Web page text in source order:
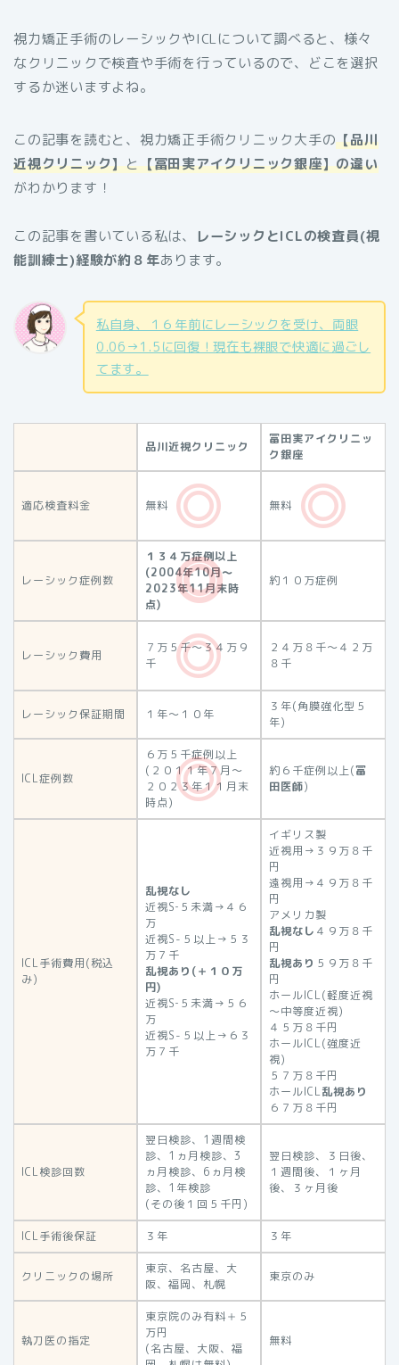
視力矯正手術のレーシックやICLについて調べると、様々
なクリニックで検査や手術を行っているので、どこを選択
するか迷いますよね。
この記事を読むと、視力矯正手術クリニック大手の【品川
近視クリニック】と【冨田実アイクリニック銀座】の違い
がわかります！
この記事を書いている私は、
レーシックとICLの検査員(視
能訓練士)経験が約８年あります。
私自身、１６年前にレーシックを受け、両眼
0.06→1.5に回復！現在も裸眼で快適に過ごし
てます。
品川近視クリニック
冨田実アイクリニッ
ク銀座
適応検査料金 無料 無料
レーシック症例数
１３４万症例以上
(2004年10月～
2023年11月末時
点)
約１０万症例
レーシック費用
７万５千～３４万９
千
２４万８千～４２万
８千
レーシック保証期間 １年～１０年
３年(角膜強化型５
年)
ICL症例数
６万５千症例以上
(２０１１年７月～
２０２３年１１月末
時点)
約６千症例以上(冨
田医師)
ICL手術費用(税込
み)
乱視なし
近視S‐５未満→４６
万
近視S-５以上→５３
万７千
乱視あり(＋１０万
円)
近視S‐５未満→５６
万
近視S-５以上→６３
万７千
イギリス製
近視用→３９万８千
円
遠視用→４９万８千
円
アメリカ製
乱視なし ４９万８千
円
乱視あり ５９万８千
円
ホールICL(軽度近視
～中等度近視)
４５万８千円
ホールICL(強度近
視)
５７万８千円
ホールICL乱視あり
６７万８千円
ICL検診回数
翌日検診、1週間検
診、1ヵ月検診、3
ヵ月検診、6ヵ月検
診、1年検診
(その後１回５千円)
翌日検診、３日後、
１週間後、１ヶ月
後、３ヶ月後
ICL手術後保証 ３年 ３年
クリニックの場所
東京、名古屋、大
阪、福岡、札幌
東京のみ
執刀医の指定
東京院のみ有料＋５
万円
(名古屋、大阪、福
無料